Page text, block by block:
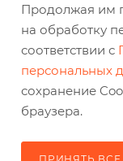
Продолжая им
на обработку
соответствии с
персональных
сохранение
браузера.